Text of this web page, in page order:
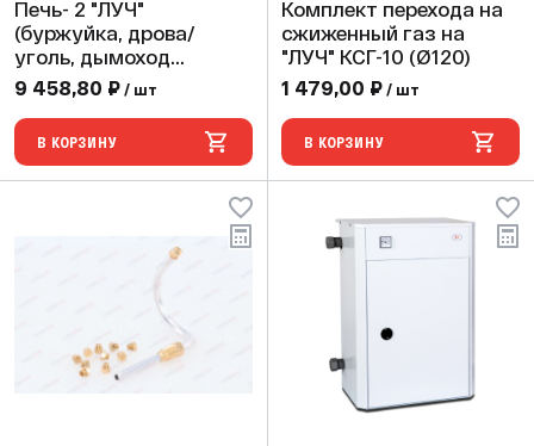
Печь- 2 "ЛУЧ"
(буржуйка, дрова/
уголь, дымоход
Ø102мм)
9 458,80 ₽ / шт
В КОРЗИНУ
Комплект перехода на
сжиженный газ на
"ЛУЧ" КСГ-10 (Ø120)
1 479,00 ₽ / шт
В КОРЗИНУ